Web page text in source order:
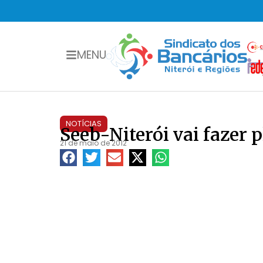
MENU
NOTÍCIAS
Seeb-Niterói vai fazer
21 de maio de 2012